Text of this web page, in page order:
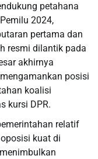
petahana
2024,
pertama dan
resmi dilantik pada
akhirnya
posisi
koalisi
kursi DPR.
relatif
kuat di